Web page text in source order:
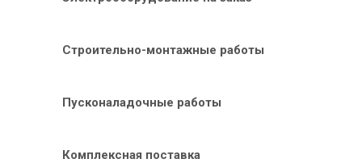
Строительно-монтажные работы
Пусконаладочные работы
Комплексная поставка